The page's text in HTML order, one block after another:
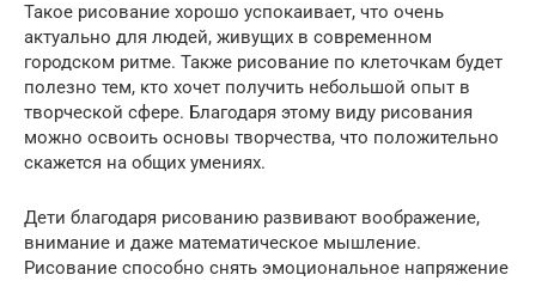
Такое рисование хорошо успокаивает, что очень
актуально для людей, живущих в современном
городском ритме. Также рисование по клеточкам будет
полезно тем, кто хочет получить небольшой опыт в
творческой сфере. Благодаря этому виду рисования
можно освоить основы творчества, что положительно
скажется на общих умениях.
Дети благодаря рисованию развивают воображение,
внимание и даже математическое мышление.
Рисование способно снять эмоциональное напряжение